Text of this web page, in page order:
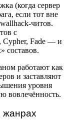
(когда сервер
если тот вне
читов.
с
Cypher, Fade — и
составов.
работают как
и заставляют
уровня
вовлечённость.
жанрах